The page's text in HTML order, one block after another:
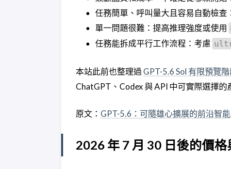
任務簡單、呼叫量大且容易自動檢查
單一問題很難：提高推理強度或使用
任務能拆成平行工作流程：考慮
本站此前也整理過 GPT-5.6 Sol 有限預覽
ChatGPT、Codex 與 API 中可實際選擇的
原文： GPT-5.6：可隨雄心擴展的前沿智能
2026 年 7 月 30 日後的價